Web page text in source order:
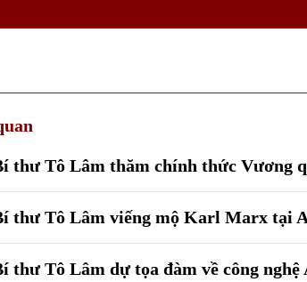
thư Tô Lâm thăm chính thức Vương
thư Tô Lâm viếng mộ Karl Marx tại
thư Tô Lâm dự tọa đàm về công nghệ